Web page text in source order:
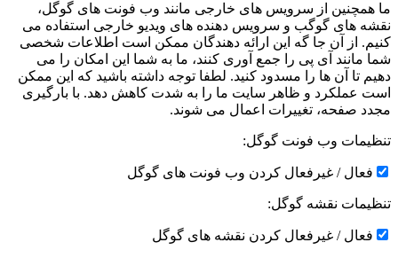
ما همچنین از سرویس های خارجی مانند وب فونت های گوگل،
نقشه های گوگب و سرویس دهنده های ویدیو خارجی استفاده می
کنیم. از آن جا گه این ارائه دهندگان ممکن است اطلاعات شخصی
شما مانند آی پی را جمع آوری کنند، ما به شما این امکان را می
دهیم تا آن ها را مسدود کنید. لطفا توجه داشته باشید که این ممکن
است عملکرد و ظاهر سایت ما را به شدت کاهش دهد. با بارگیری
مجدد صفحه، تغییرات اعمال می شوند.
تنظیمات وب فونت گوگل:
فعال / غیرفعال کردن وب فونت های گوگل
تنظیمات نقشه گوگل:
فعال / غیرفعال کردن نقشه های گوگل